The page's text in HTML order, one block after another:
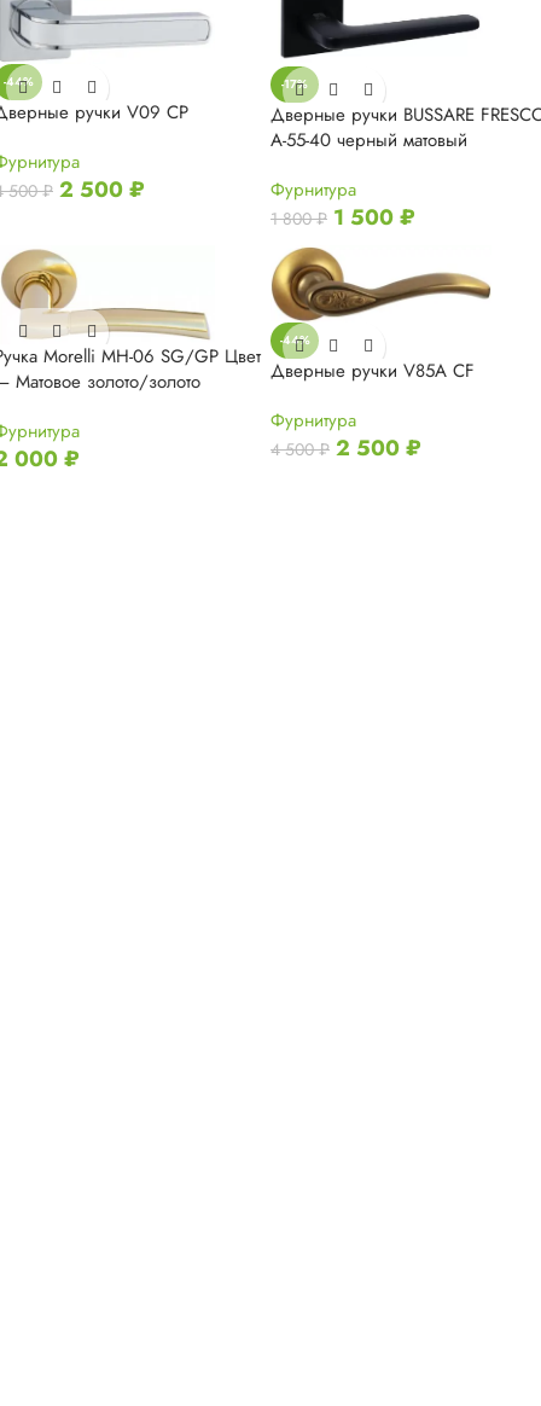
-44%
ручки V09 CP
500₽ 2 500₽
-17%
Дверные ручки BUSSARE
A-55-40 черный матовый
Фурнитура
1 800₽ 1 500₽
Morelli MH-06 SG/GP Цвет
Матовое золото/золото
000₽
-44%
Дверные ручки V85A CF
Фурнитура
4 500₽ 2 500₽